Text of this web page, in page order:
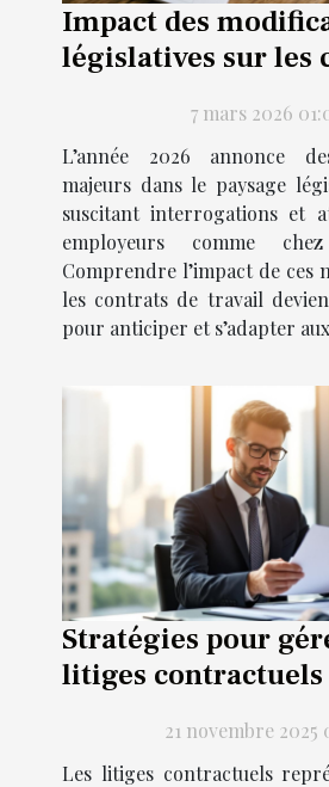
Impact des
législatives sur les
7 mars 2026
L’année 2026 annonce
majeurs dans le paysage
suscitant interrogations et
employeurs comme
Comprendre l’impact de ces
les contrats de travail
pour anticiper et s’adapter
Stratégies pour
litiges contractuels
21 novembre 2025
Les litiges contractuels